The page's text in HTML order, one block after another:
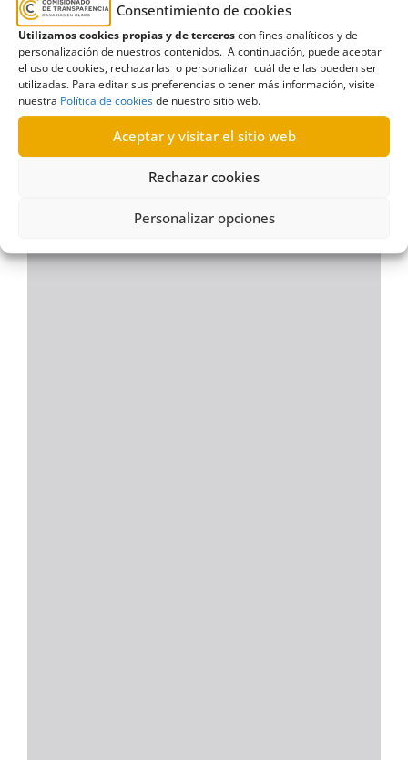
Consentimiento de cookies
Utilizamos cookies propias y de terceroscon fines analíticos y de
personalización de nuestros contenidos. A continuación, puede aceptar
el uso de cookies, rechazarlas o personalizar cuál de ellas pueden ser
utilizadas. Para editar sus preferencias o tener más información, visite
nuestra Política de cookiesde nuestro sitio web.
Aceptar y visitar el sitio web
Rechazar cookies
Personalizar opciones